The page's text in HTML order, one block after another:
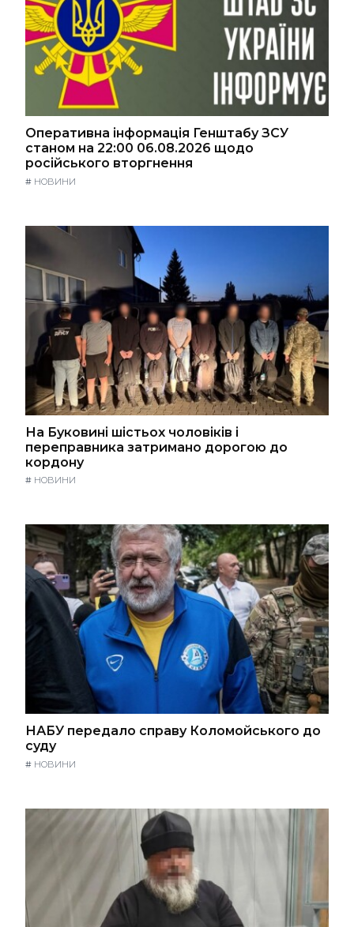
Оперативна інформація Генштабу ЗСУ
станом на 22:00 06.08.2026 щодо
російського вторгнення
# НОВИНИ
На Буковині шістьох чоловіків і
переправника затримано дорогою до
кордону
# НОВИНИ
НАБУ передало справу Коломойського до
суду
# НОВИНИ